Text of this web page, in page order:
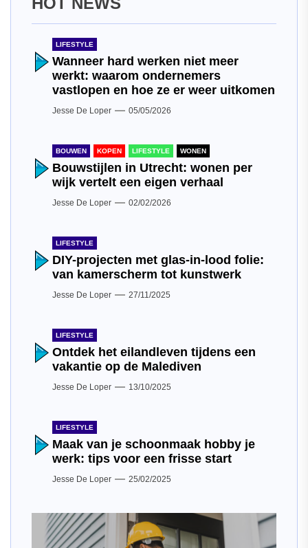
LIFESTYLE
Wanneer hard werken niet meer
werkt: waarom ondernemers
vastlopen en hoe ze er weer uitkomen
Jesse De Loper 05/05/2026
BOUWEN KOPEN LIFESTYLE WONEN
Bouwstijlen in Utrecht: wonen per
wijk vertelt een eigen verhaal
Jesse De Loper 02/02/2026
LIFESTYLE
DIY-projecten met glas-in-lood folie:
van kamerscherm tot kunstwerk
Jesse De Loper 27/11/2025
LIFESTYLE
Ontdek het eilandleven tijdens een
vakantie op de Malediven
Jesse De Loper 13/10/2025
LIFESTYLE
Maak van je schoonmaak hobby je
werk: tips voor een frisse start
Jesse De Loper 25/02/2025